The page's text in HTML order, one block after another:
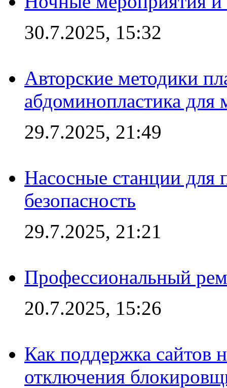
30.7.2025, 15:32
Авторские методики
абдоминопластика для
29.7.2025, 21:49
Насосные станции для
безопасность
29.7.2025, 21:21
Профессиональный
20.7.2025, 15:26
Как поддержка сайтов
отключения